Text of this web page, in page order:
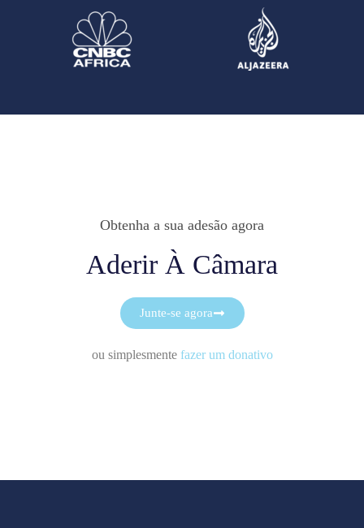
Obtenha a sua adesão agora
Aderir À Câmara
Junte-se agora
ou simplesmente fazer um donativo